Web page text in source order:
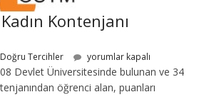
Kontenjanı
Doğru Tercihler yorumlar kapalı
Devlet Üniversitesinde bulunan ve 34
öğrenci alan, puanları